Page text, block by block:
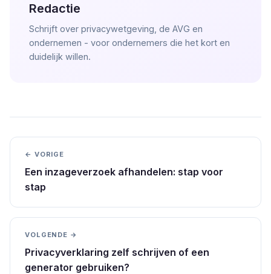
Redactie
Schrijft over privacywetgeving, de AVG en
ondernemen - voor ondernemers die het kort en
duidelijk willen.
← VORIGE
Een inzageverzoek afhandelen: stap voor
stap
VOLGENDE →
Privacyverklaring zelf schrijven of een
generator gebruiken?